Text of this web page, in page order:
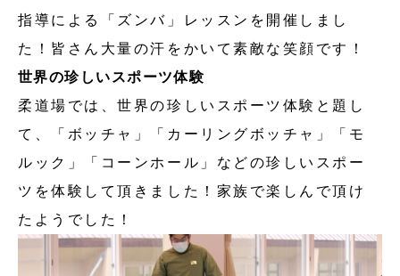
指導による「ズンバ」レッスンを開催しまし
た！皆さん大量の汗をかいて素敵な笑顔です！
世界の珍しいスポーツ体験
柔道場では、世界の珍しいスポーツ体験と題し
て、「ボッチャ」「カーリングボッチャ」「モ
ルック」「コーンホール」などの珍しいスポー
ツを体験して頂きました！家族で楽しんで頂け
たようでした！